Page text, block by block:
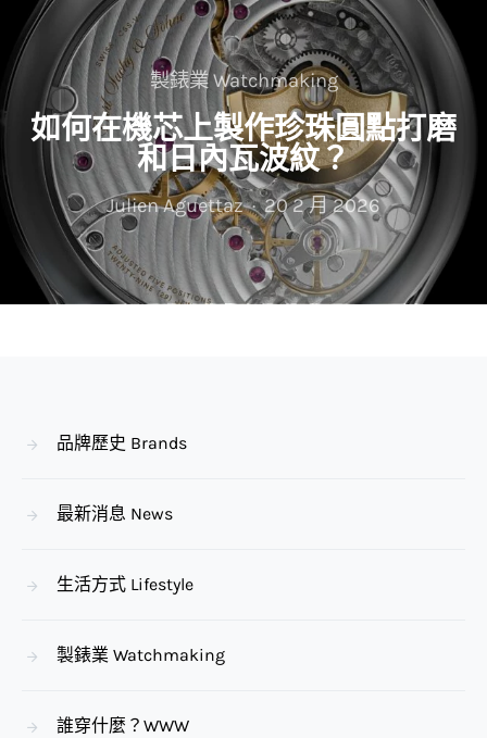
製錶業 Watchmaking
如何在機芯上製作珍珠圓點打磨
和日內瓦波紋？
Julien Aguettaz 20 2 月 2026
品牌歷史 Brands
最新消息 News
生活方式 Lifestyle
製錶業 Watchmaking
誰穿什麼？WWW